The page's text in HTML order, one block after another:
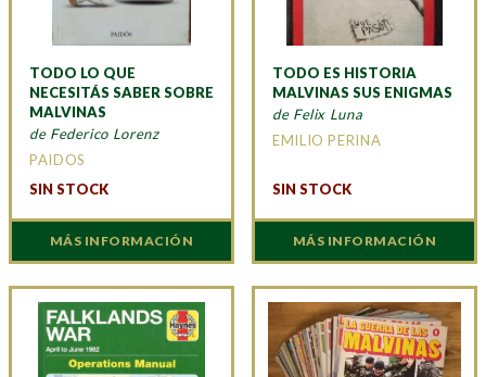
TODO LO QUE
NECESITÁS SABER SOBRE
MALVINAS
de Federico Lorenz
PAIDOS
SIN STOCK
MÁS INFORMACIÓN
TODO ES HISTORIA
MALVINAS SUS ENIGMAS
de Felix Luna
EMILIO PERINA
SIN STOCK
MÁS INFORMACIÓN